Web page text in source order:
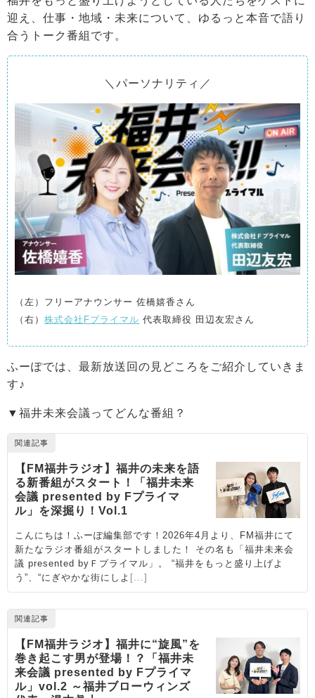
迎え、仕事・地域・未来について、ゆるっと本音で語り
合うトーク番組です。
＼パーソナリティ／
（左）フリーアナウンサー 佐橋嬉香さん
（右） 株式会社Fプライマル 代表取締役 田辺友宏さん
ふーぽでは、最新放送回の見どころをご紹介していきま
す♪
▼福井未来会議ってどんな番組？